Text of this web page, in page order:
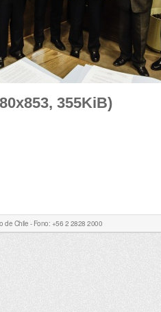
355KiB)
de Chile - Fono: +56 2 2828 2000